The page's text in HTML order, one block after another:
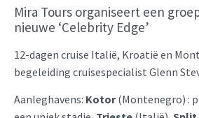
Mira Tours organiseert een
nieuwe ‘Celebrity Edge’
12-dagen cruise Italië, Kroatië en
begeleiding cruisespecialist Glenn
Aanleghavens: Kotor(Montenegro) :